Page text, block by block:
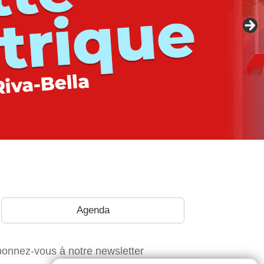
Agenda
vous à notre newsletter